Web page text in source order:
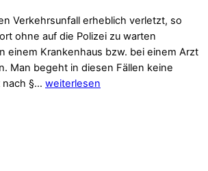
Verkehrsunfall erheblich verletzt, so
ohne auf die Polizei zu warten
einem Krankenhaus bzw. bei einem Arzt
Man begeht in diesen Fällen keine
nach §… weiterlesen